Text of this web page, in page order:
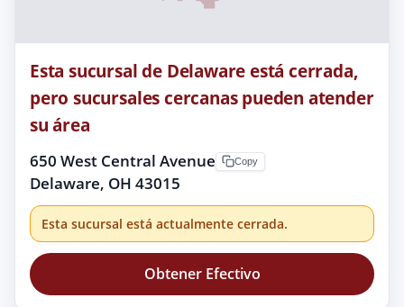
Esta sucursal de Delaware está cerrada,
pero sucursales cercanas pueden atender
su área
650 West Central Avenue
Delaware, OH 43015
Copy
Esta sucursal está actualmente cerrada.
Obtener Efectivo